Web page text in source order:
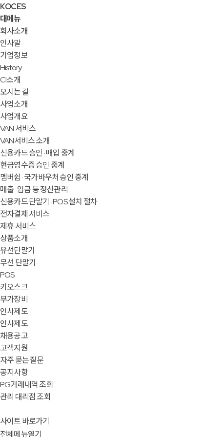
KOCES
대메뉴
회사소개
인사말
기업정보
History
CI소개
오시는 길
사업소개
사업개요
VAN 서비스
VAN서비스 소개
신용카드 승인 · 매입 중계
현금영수증 승인 중계
멤버쉽 · 국가바우처 승인 중계
매출 · 입금 등 정산관리
신용카드 단말기 · POS 설치 절차
전자결제 서비스
제휴 서비스
상품소개
유선단말기
무선 단말기
POS
키오스크
부가장비
인사제도
인사제도
채용공고
고객지원
자주 묻는 질문
공지사항
PG거래내역 조회
관리 대리점 조회
사이트 바로가기
전체메뉴열기